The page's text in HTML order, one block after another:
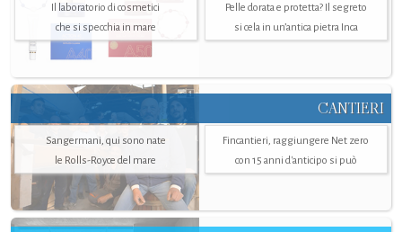
Il laboratorio di cosmetici
che si specchia in mare
Pelle dorata e protetta? Il segreto
si cela in un’antica pietra Inca
CANTIERI
Sangermani, qui sono nate
le Rolls-Royce del mare
Fincantieri, raggiungere Net zero
con 15 anni d'anticipo si può